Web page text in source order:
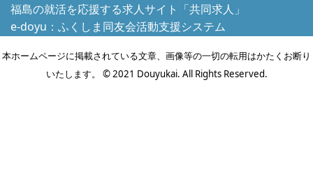
福島の就活を応援する求人サイト「共同求人」
e-doyu：ふくしま同友会活動支援システム
本ホームページに掲載されている文章、画像等の一切の転用はかたくお断り
いたします。 © 2021 Douyukai. All Rights Reserved.